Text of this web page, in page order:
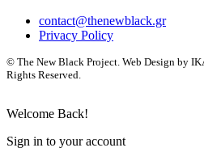
contact@thenewblack.gr
Privacy Policy
© The New Black Project. Web Design by
Rights Reserved.
Welcome Back!
Sign in to your account